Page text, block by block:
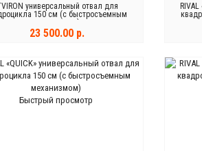
универсальный отвал для
150 см (с быстросъемным
механизмом)
23 500.00 р.
Быстрый просмотр